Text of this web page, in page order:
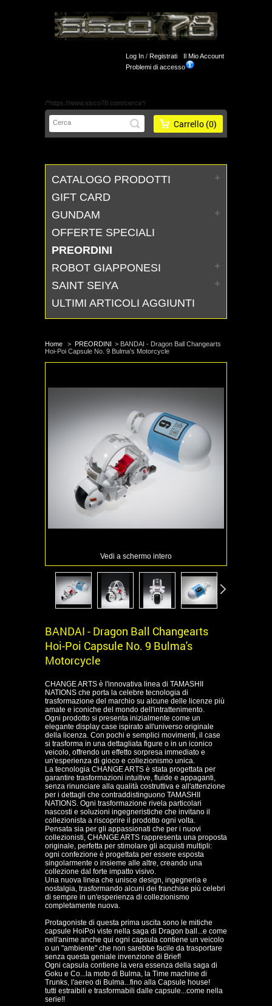
/*https://www.sisco78.com/cerca*/
Log In / Registrati
Il Mio Account
Problemi di accesso
Carrello (0)
CATALOGO PRODOTTI
GIFT CARD
GUNDAM
OFFERTE SPECIALI
PREORDINI
ROBOT GIAPPONESI
SAINT SEIYA
ULTIMI ARTICOLI AGGIUNTI
Home > PREORDINI > BANDAI - Dragon Ball Changearts
Hoi-Poi Capsule No. 9 Bulma's Motorcycle
Vedi a schermo intero
BANDAI - Dragon Ball Changearts
Hoi-Poi Capsule No. 9 Bulma's
Motorcycle
CHANGE ARTS è l'innovativa linea di TAMASHII
NATIONS che porta la celebre tecnologia di
trasformazione del marchio su alcune delle licenze più
amate e iconiche del mondo dell'intrattenimento.
Ogni prodotto si presenta inizialmente come un
elegante display case ispirato all'universo originale
della licenza. Con pochi e semplici movimenti, il case
si trasforma in una dettagliata figure o in un iconico
veicolo, offrendo un effetto sorpresa immediato e
un'esperienza di gioco e collezionismo unica.
La tecnologia CHANGE ARTS è stata progettata per
garantire trasformazioni intuitive, fluide e appaganti,
senza rinunciare alla qualità costruttiva e all'attenzione
per i dettagli che contraddistinguono TAMASHII
NATIONS. Ogni trasformazione rivela particolari
nascosti e soluzioni ingegneristiche che invitano il
collezionista a riscoprire il prodotto ogni volta.
Pensata sia per gli appassionati che per i nuovi
collezionisti, CHANGE ARTS rappresenta una proposta
originale, perfetta per stimolare gli acquisti multipli:
ogni confezione è progettata per essere esposta
singolarmente o insieme alle altre, creando una
collezione dal forte impatto visivo.
Una nuova linea che unisce design, ingegneria e
nostalgia, trasformando alcuni dei franchise più celebri
di sempre in un'esperienza di collezionismo
completamente nuova.
Protagoniste di questa prima uscita sono le mitiche
capsule HoiPoi viste nella saga di Dragon ball...e come
nell'anime anche qui ogni capsula contiene un veicolo
o un "ambiente" che non sarebbe facile da trasportare
senza questa geniale invenzione di Brief!
Ogni capsula contiene la vera essenza della saga di
Goku e Co...la moto di Bulma, la Time machine di
Trunks, l'aereo di Bulma...fino alla Capsule house!
tutti estraibili e trasformabili dalle capsule...come nella
serie!!